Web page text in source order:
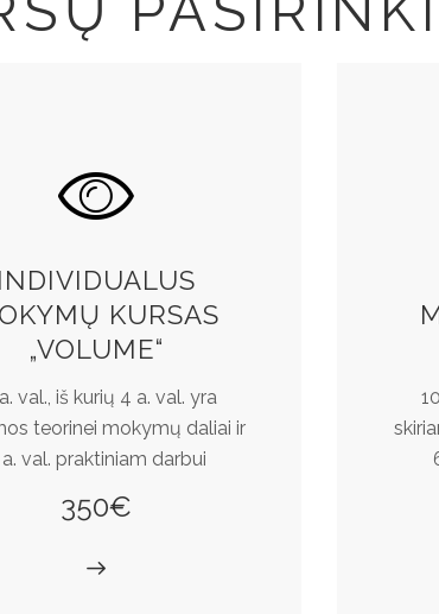
INDIVIDUALUS
KURSAS
„VOLUME“
val., iš kurių 4 a. val. yra
teorinei mokymų daliai ir
val. praktiniam darbui
350€